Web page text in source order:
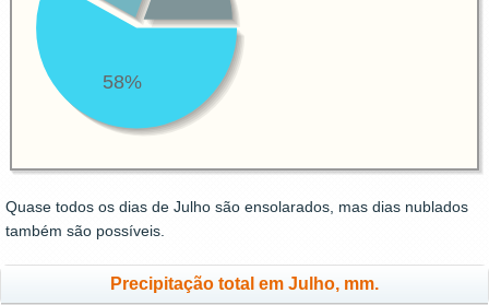
58%
Quase todos os dias de Julho são ensolarados, mas dias nublados
também são possíveis.
Precipitação total em Julho, mm.